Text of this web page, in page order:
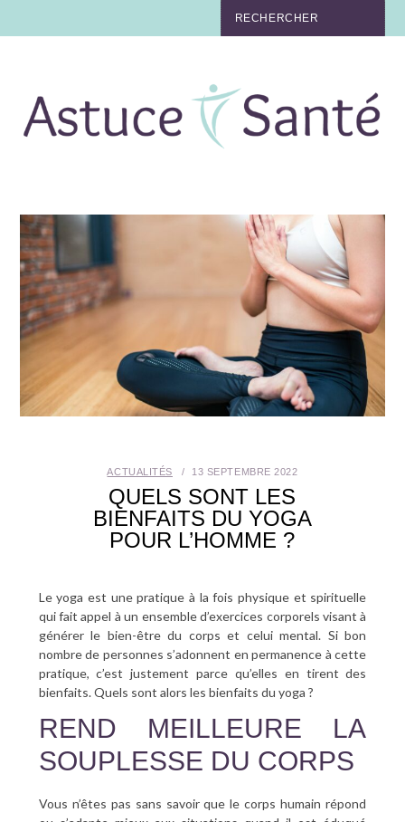
TABAC
NUTRITION
MÉDECINE
MÉDECINE DOUCE
BIEN-ÊTRE
ACTUALITÉS 13 SEPTEMBRE 2022
QUELS SONT LES
BIENFAITS DU YOGA
POUR L’HOMME ?
Le yoga est une pratique à la fois physique et spirituelle
qui fait appel à un ensemble d’exercices corporels visant à
générer le bien-être du corps et celui mental. Si bon
nombre de personnes s’adonnent en permanence à cette
pratique, c’est justement parce qu’elles en tirent des
bienfaits. Quels sont alors les bienfaits du yoga ?
REND MEILLEURE LA
SOUPLESSE DU CORPS
Vous n’êtes pas sans savoir que le corps humain répond